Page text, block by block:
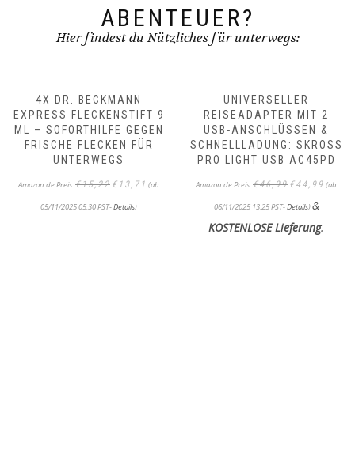
ABENTEUER?
Hier findest du Nützliches für unterwegs:
4X DR. BECKMANN
EXPRESS FLECKENSTIFT 9
ML – SOFORTHILFE GEGEN
FRISCHE FLECKEN FÜR
UNTERWEGS
Amazon.de Preis:€15,22
war:
€ 13,71
Preis
(ab
05/11/2025 05:30 PST-Details)
UNIVERSELLER
REISEADAPTER MIT 2
USB-ANSCHLÜSSEN &
SCHNELLLADUNG: SKROSS
PRO LIGHT USB AC45PD
Amazon.de Preis:€46,99
war:
€44,99
Preis
(ab
06/11/2025 13:25 PST-Details)&
KOSTENLOSE Lieferung.